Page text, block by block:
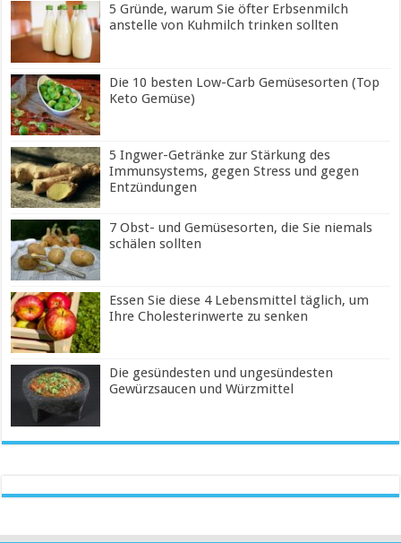
5 Gründe, warum Sie öfter Erbsenmilch
anstelle von Kuhmilch trinken sollten
Die 10 besten Low-Carb Gemüsesorten (Top
Keto Gemüse)
5 Ingwer-Getränke zur Stärkung des
Immunsystems, gegen Stress und gegen
Entzündungen
7 Obst- und Gemüsesorten, die Sie niemals
schälen sollten
Essen Sie diese 4 Lebensmittel täglich, um
Ihre Cholesterinwerte zu senken
Die gesündesten und ungesündesten
Gewürzsaucen und Würzmittel